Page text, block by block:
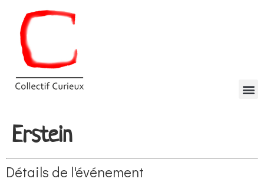
Erstein
Détails de l'événement